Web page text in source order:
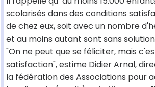
scolarisés dans des conditions
de chez eux, soit avec un nombre
et au moins autant sont sans
"On ne peut que se féliciter, mais
satisfaction", estime Didier Arnal,
la fédération des Associations pour